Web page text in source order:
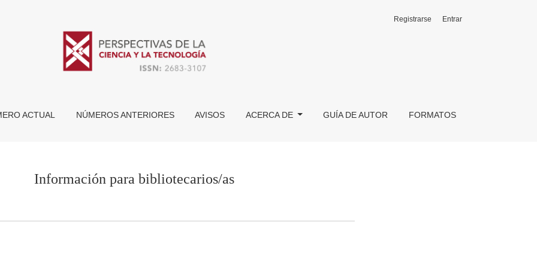
ACTUAL NÚMEROS ANTERIORES AVISOS ACERCA DE GUÍA DE AUTOR FORMATOS
Registrarse Entrar
Información para bibliotecarios/as